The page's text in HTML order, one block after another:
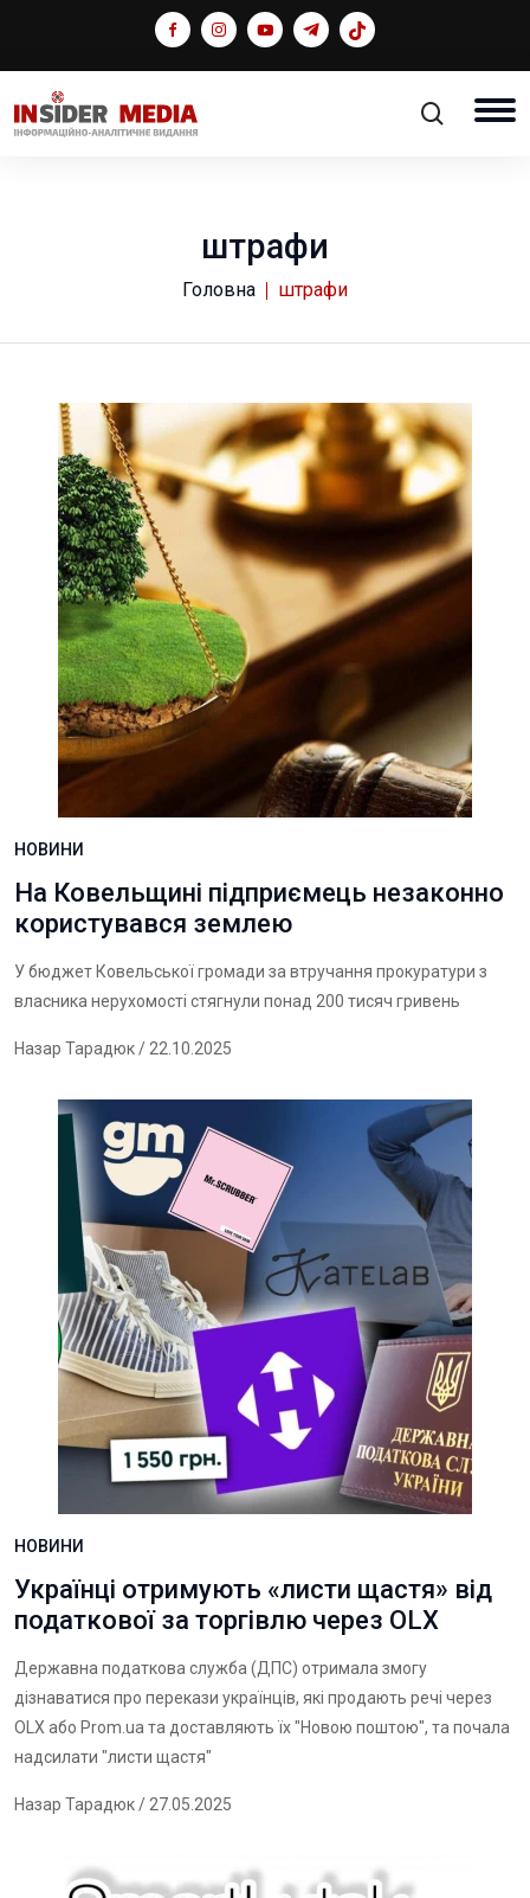
штрафи
Головна штрафи
НОВИНИ
На Ковельщині підприємець незаконно
користувався землею
У бюджет Ковельської громади за втручання прокуратури з
власника нерухомості стягнули понад 200 тисяч гривень
Назар Тарадюк/ 22.10.2025
НОВИНИ
Українці отримують «листи щастя» від
податкової за торгівлю через OLX
Державна податкова служба (ДПС) отримала змогу
дізнаватися про перекази українців, які продають речі через
OLX або Prom.ua та доставляють їх "Новою поштою", та почала
надсилати "листи щастя"
Назар Тарадюк/ 27.05.2025